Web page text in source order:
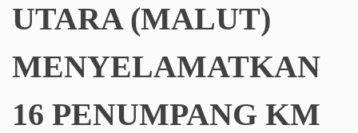
UTARA (MALUT)
MENYELAMATKAN
16 PENUMPANG KM